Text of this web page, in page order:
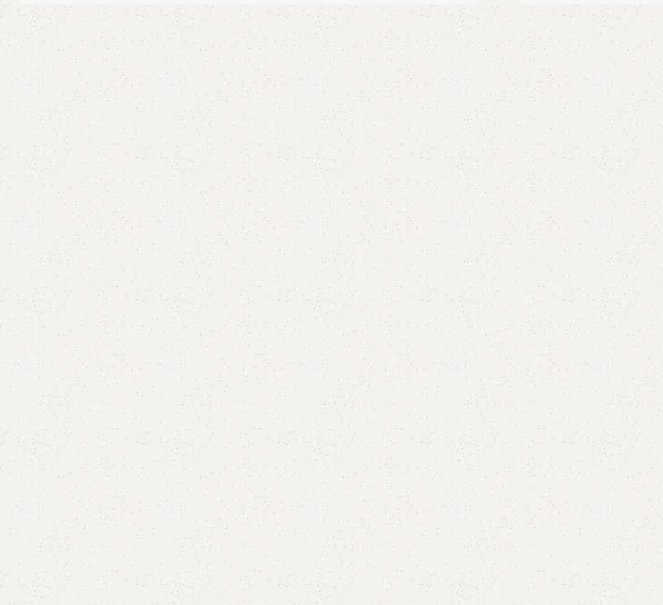
составляла